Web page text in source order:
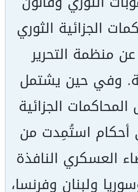
الجزائية الثوري
عن منظمة التحرير
وفي حين يشتمل
الجزائية
أحكام استُمِدت من
العسكري النافذة
ولبنان وفرنسا،